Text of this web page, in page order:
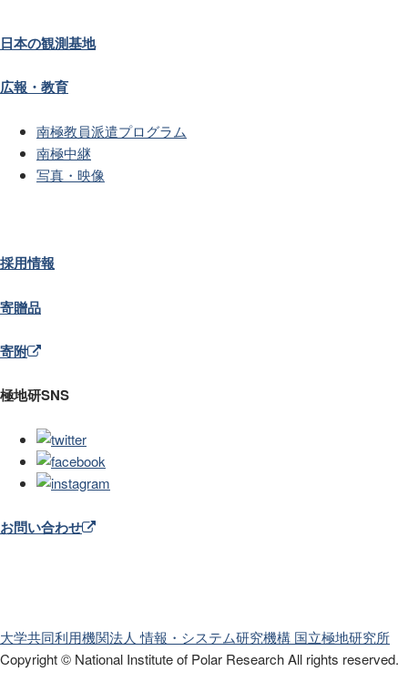
日本の観測基地
広報・教育
南極教員派遣プログラム
南極中継
写真・映像
採用情報
寄贈品
寄附
極地研SNS
お問い合わせ
大学共同利用機関法人 情報・システム研究機構 国立極地研究所
Copyright © National Institute of Polar ResearchAll rights reserved.